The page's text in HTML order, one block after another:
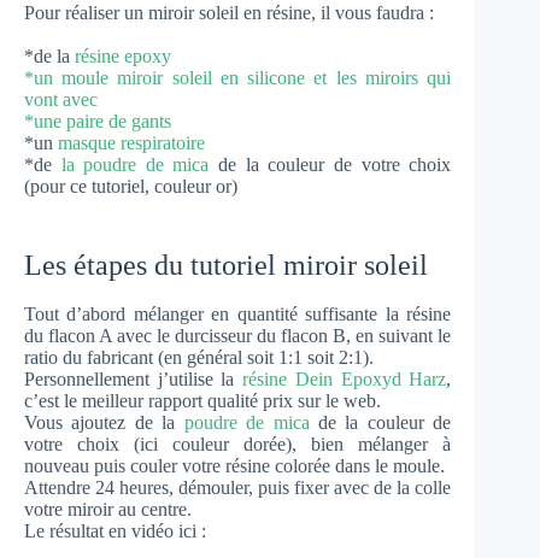
Pour réaliser un miroir soleil en résine, il vous faudra :
*de la résine epoxy
*un moule miroir soleil en silicone et les miroirs qui
vont avec
*une paire de gants
*un masque respiratoire
*de la poudre de mica de la couleur de votre choix
(pour ce tutoriel, couleur or)
Les étapes du tutoriel miroir soleil
Tout d’abord mélanger en quantité suffisante la résine
du flacon A avec le durcisseur du flacon B, en suivant le
ratio du fabricant (en général soit 1:1 soit 2:1).
Personnellement j’utilise larésine Dein Epoxyd Harz,
c’est le meilleur rapport qualité prix sur le web.
Vous ajoutez de la poudre de mica de la couleur de
votre choix (ici couleur dorée), bien mélanger à
nouveau puis couler votre résine colorée dans le moule.
Attendre 24 heures, démouler, puis fixer avec de la colle
votre miroir au centre.
Le résultat en vidéo ici :